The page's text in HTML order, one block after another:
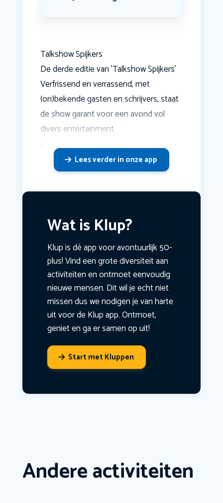
Talkshow Spijkers
De derde editie van 'Talkshow Spijkers'
Verfrissend en verrassend, met
(on)bekende gasten en schrijvers, staat
de show garant voor een avond vol
divers entertainment.
<
Lees verder in onze app
Wat is Klup?
Klup is dé app voor avontuurlijk 50-
plus! Vind een grote diversiteit aan
activiteiten en ontmoet eenvoudig
nieuwe mensen. Dit wil je echt niet
missen dus we nodigen je van harte
uit voor de Klup app. Ontmoet,
geniet en ga er samen op uit!
Start met Kluppen
Andere activiteiten